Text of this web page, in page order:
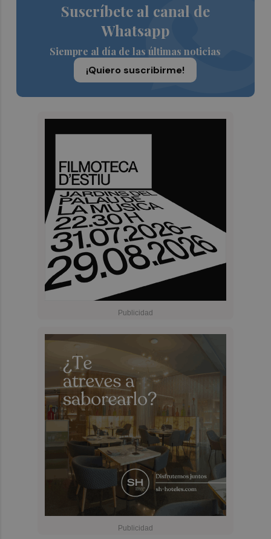
Suscríbete al canal de
Whatsapp
Siempre al día de las últimas noticias
¡Quiero suscribirme!